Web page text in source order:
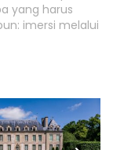
yang harus
imersi melalui